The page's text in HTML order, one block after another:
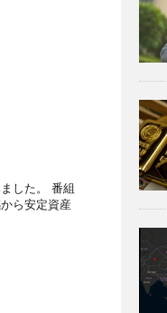
した。 番組
ら安定資産